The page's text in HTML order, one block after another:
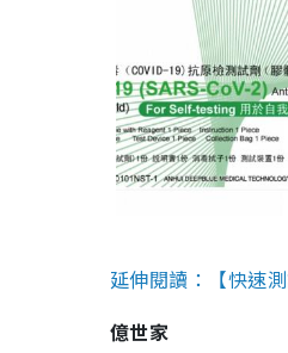
延伸閱讀：【快速
億世家